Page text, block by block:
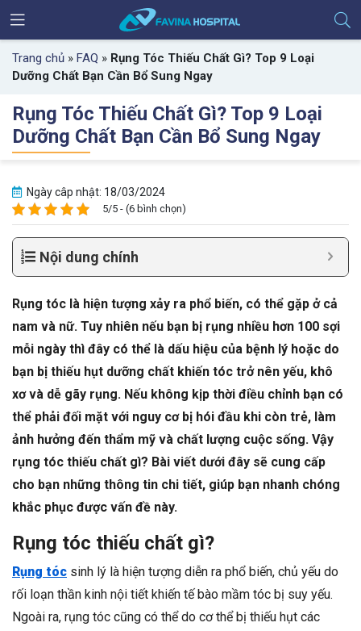
Trang chủ » FAQ » Rụng Tóc Thiếu Chất Gì? Top 9 Loại
Dưỡng Chất Bạn Cần Bổ Sung Ngay
Rụng Tóc Thiếu Chất Gì? Top 9 Loại
Dưỡng Chất Bạn Cần Bổ Sung Ngay
Ngày câp nhật: 18/03/2024
5/5 - (6 bình chọn)
Nội dung chính
Rụng tóc là hiện tượng xảy ra phổ biến, có thể gặp ở cả
nam và nữ. Tuy nhiên nếu bạn bị rụng nhiều hơn 100 sợi
mỗi ngày thì đây có thể là dấu hiệu của bệnh lý hoặc do
bạn bị thiếu hụt dưỡng chất khiến tóc trở nên yếu, khô
xơ và dễ gãy rụng. Nếu không kịp thời điều chỉnh bạn có
thể phải đối mặt với nguy cơ bị hói đầu khi còn trẻ, làm
ảnh hưởng đến thẩm mỹ và chất lượng cuộc sống. Vậy
rụng tóc thiếu chất gì? Bài viết dưới đây sẽ cung cấp
cho bạn những thông tin chi tiết, giúp bạn nhanh chóng
khắc phục được vấn đề này.
Rụng tóc thiếu chất gì?
Rụng tóc sinh lý là hiện tượng diễn ra phổ biến, chủ yếu do
rối loạn thần kinh nội tiết khiến tế bào mầm tóc bị suy yếu.
Ngoài ra, rụng tóc cũng có thể do cơ thể bị thiếu hụt các